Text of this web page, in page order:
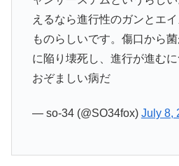
えるなら進行性のガンとエ
ものらしいです。傷口から
に陥り壊死し、進行が進む
おぞましい病だ
— so-34 (@SO34fox) July 8,